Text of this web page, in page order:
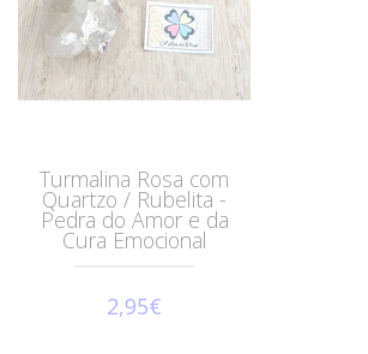
Turmalina Rosa com
Quartzo / Rubelita -
Pedra do Amor e da
Cura Emocional
2,95€